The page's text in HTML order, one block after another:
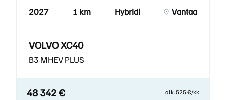
2027 1 km Hybridi Vantaa
VOLVO XC40
B3 MHEV PLUS
48 342 € alk. 525 €/kk